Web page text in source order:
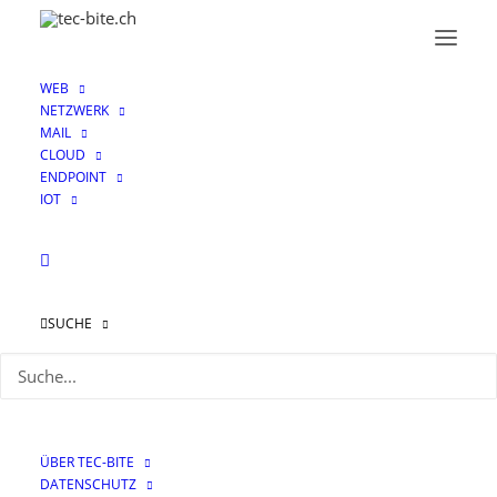
WEB
NETZWERK
MAIL
CLOUD
ENDPOINT
IOT
SUCHE
ÜBER TEC-BITE
DATENSCHUTZ